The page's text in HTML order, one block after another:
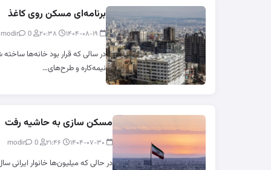
برنامه‌ای مسکن روی کاغذ
۱۴۰۴-۰۸-۱۹ ۲۰:۳۸ modir
0
در سالی که قرار بود خانه‌ها
نیمه‌کاره و طرح‌های…
مسکن سازی به حاشیه رفت
modir
0
در حالی که میلیون‌ها خانوار